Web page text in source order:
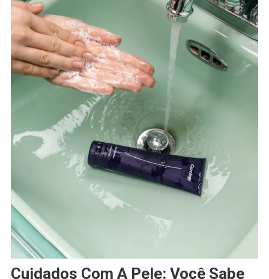
Cuidados Com A Pele: Você Sabe